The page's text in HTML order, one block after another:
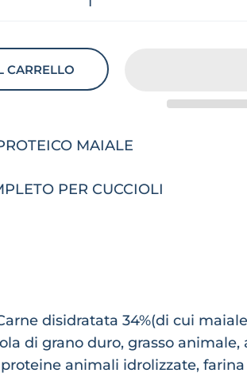
CARRELLO
MAIALE
PER CUCCIOLI
disidratata 34%(di cui maiale
di grano duro, grasso animale,
animali idrolizzate,